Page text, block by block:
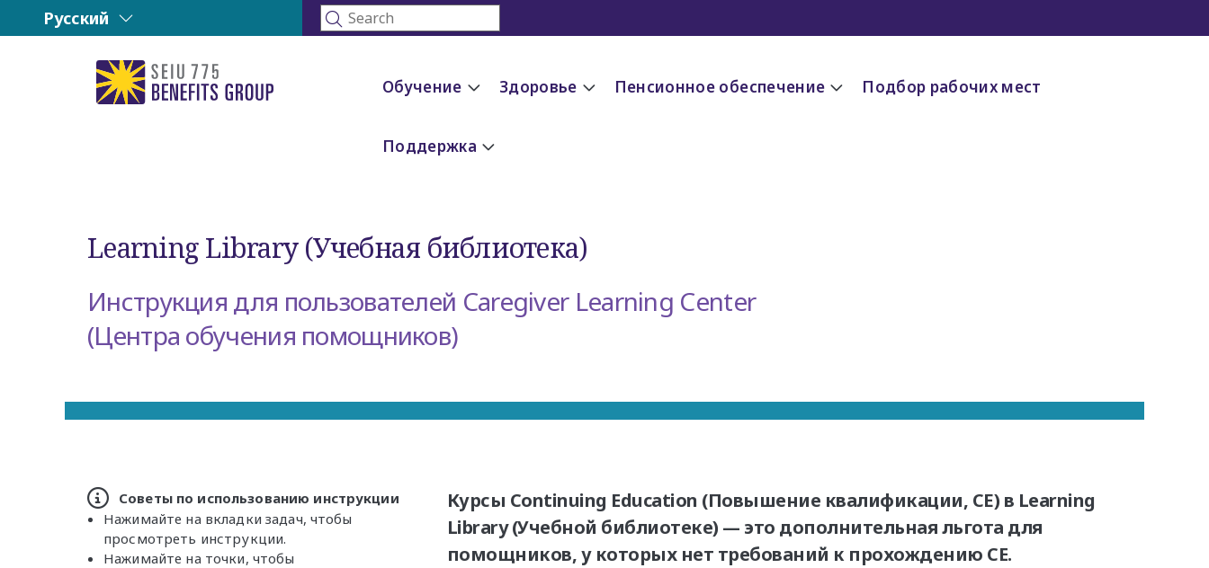
Русский
Обучение Здоровье Пенсионное обеспечение Подбор рабочих мест
Поддержка
Learning Library (Учебная библиотека)
Инструкция для пользователей Caregiver Learning Center
(Центра обучения помощников)
Советы по использованию инструкции
Нажимайте на вкладки задач, чтобы
просмотреть инструкции.
Нажимайте на точки, чтобы
Курсы Continuing Education (Повышение квалификации, СЕ) в Learning
Library (Учебной библиотеке) — это дополнительная льгота для
помощников, у которых нет требований к прохождению CE.